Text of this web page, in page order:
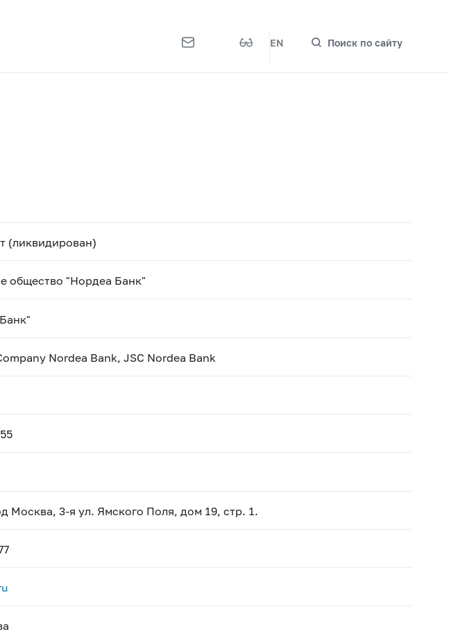
EN Поиск по сайту
(ликвидирован)
общество "Нордеа Банк"
Nordea Bank, JSC Nordea Bank
Москва, 3-я ул. Ямского Поля, дом 19, стр. 1.